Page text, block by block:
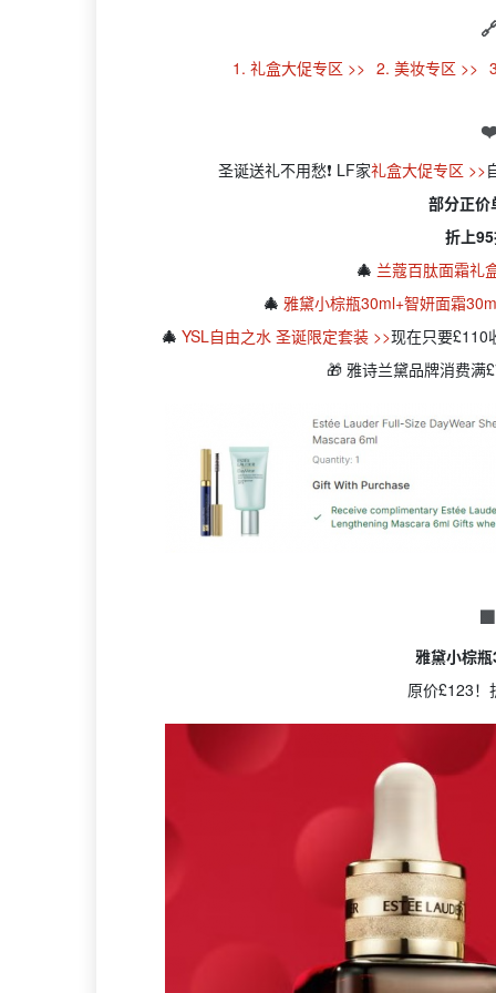
1. 礼盒大促专区 >> 2. 美妆专区 >>
圣诞送礼不用愁❗ LF家礼盒大促专区 >>
部分正
折上
🎄 兰蔻百肽面霜礼
🎄 雅黛小棕瓶30ml+智妍面霜
🎄 YSL自由之水 圣诞限定套装 >>现在只要£110
🎁 雅诗兰黛品牌消费满
雅黛小棕
原价£123！